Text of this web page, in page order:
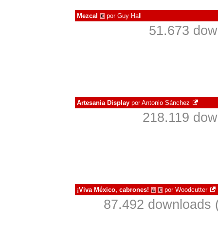
Mezcal € por Guy Hall
51.673
Artesania Display porAntonio Sánchez
218.119
¡Viva México, cabrones! à € por Woodcutter
87.492 downloads